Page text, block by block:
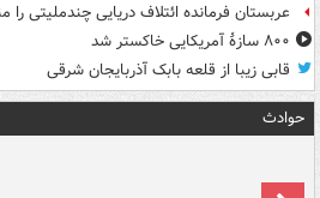
عربستان فرمانده ائتلاف دریایی چندملیتی
۸۰۰ سازۀ آمریکایی خاکستر شد
قابی زیبا از قلعه بابک آذربایجان شرقی
حوادث